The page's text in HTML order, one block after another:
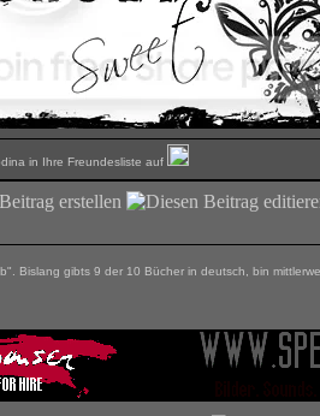
Bislang gibts 9 der 10 Bücher in deutsch, bin